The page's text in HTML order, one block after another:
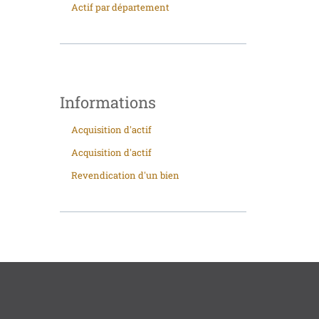
Actif par département
Informations
Acquisition d'actif
Acquisition d'actif
Revendication d'un bien